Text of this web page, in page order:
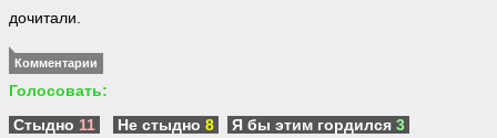
дочитали.
Комментарии
Голосовать:
Стыдно 11 Не стыдно 8 Я бы этим гордился 3